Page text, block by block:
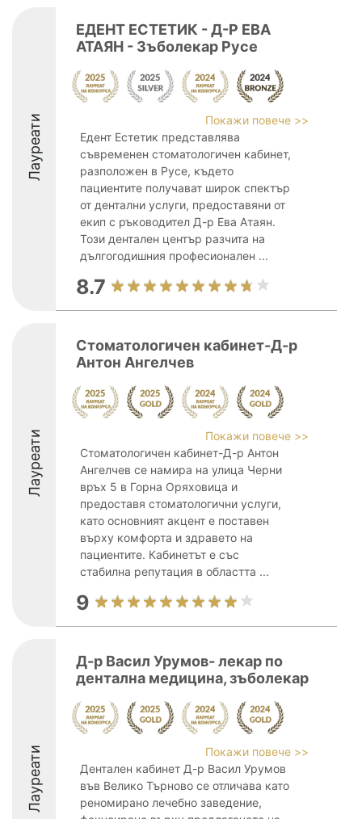
Лауреати
ЕДЕНТ ЕСТЕТИК - Д-Р ЕВА
АТАЯН - Зъболекар Русе
Покажи повече >>
Едент Естетик представлява
съвременен стоматологичен кабинет,
разположен в Русе, където
пациентите получават широк спектър
от дентални услуги, предоставяни от
екип с ръководител Д-р Ева Атаян.
Този дентален център разчита на
дългогодишния професионален ...
8.7
Лауреати
Стоматологичен кабинет-Д-р
Антон Ангелчев
Покажи повече >>
Стоматологичен кабинет-Д-р Антон
Ангелчев се намира на улица Черни
връх 5 в Горна Оряховица и
предоставя стоматологични услуги,
като основният акцент е поставен
върху комфорта и здравето на
пациентите. Кабинетът е със
стабилна репутация в областта ...
9
Лауреати
Д-р Васил Урумов- лекар по
дентална медицина, зъболекар
Покажи повече >>
Дентален кабинет Д-р Васил Урумов
във Велико Търново се отличава като
реномирано лечебно заведение,